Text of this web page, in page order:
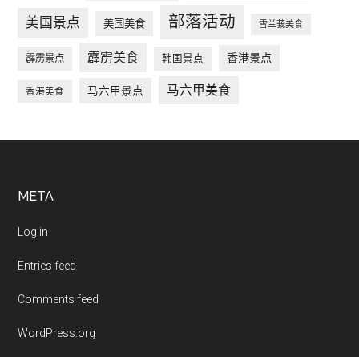
美国景点 美国美食 部落活动 雪兰莪美食
霹雳景点 霹雳美食 韩国景点 香港景点
香港美食 马六甲景点 马六甲美食
Footer
META
Log in
Entries feed
Comments feed
WordPress.org